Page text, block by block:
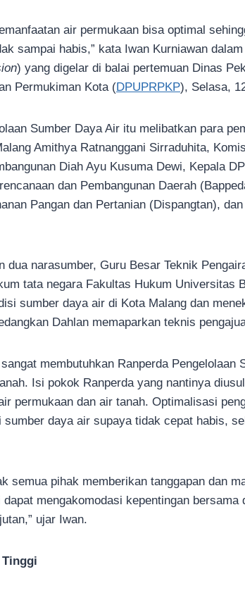
air permukaan bisa optimal
sampai habis,” kata Iwan Kurniawan
) yang digelar di balai pertemuan Dinas
Permukiman Kota (DPUPRPKP), Selasa,
Sumber Daya Air itu melibatkan para
Amithya Ratnanggani Sirraduhita,
Diah Ayu Kusuma Dewi, Kepala
dan Pembangunan Daerah
Pangan dan Pertanian (Dispangtan),
dua narasumber, Guru Besar Teknik
tata negara Fakultas Hukum Universitas
sumber daya air di Kota Malang dan
Dahlan memaparkan teknis
sangat membutuhkan Ranperda Pengelolaan
Isi pokok Ranperda yang nantinya
permukaan dan air tanah. Optimalisasi
sumber daya air supaya tidak cepat habis,
semua pihak memberikan tanggapan dan
mengakomodasi kepentingan bersama
ujar Iwan.
Tinggi